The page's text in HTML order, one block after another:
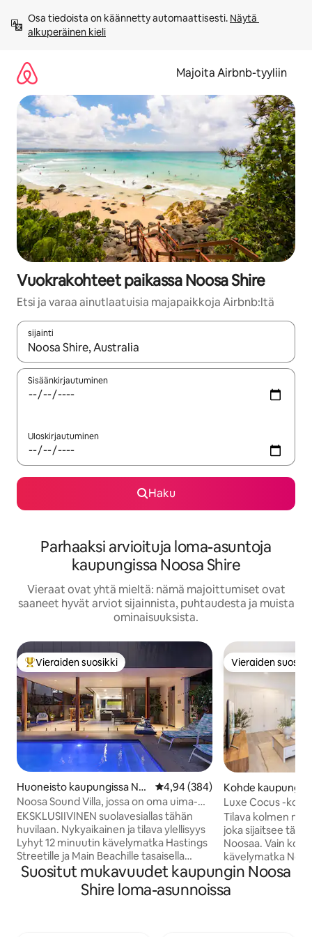
sisältö
väliin
Osa tiedoista on käännetty automaattisesti. Näytä
alkuperäinen kieli
Majoita Airbnb-tyyliin
Vuokrakohteet paikassa Noosa Shire
Etsi ja varaa ainutlaatuisia majapaikkoja Airbnb:ltä
sijainti
Kun tulokset ovat saatavilla, navigoi ylös- ja alas-
Sisäänkirjautuminen
Uloskirjautuminen
Haku
Parhaaksi arvioituja loma-asuntoja
kaupungissa Noosa Shire
Vieraat ovat yhtä mieltä: nämä majoittumiset ovat
saaneet hyvät arviot sijainnista, puhtaudesta ja muista
ominaisuuksista.
Vieraiden suosikkien parhaimmistoa
Vieraiden suosikki
Huoneisto kaupungissa No
osa Heads
Keskimääräinen arvio 4,94/5,
4,94 (384)
Noosa Sound Villa, jossa on oma uima-
allas
EKSKLUSIIVINEN suolavesiallas tähän
huvilaan. Nykyaikainen ja tilava ylellisyys
Lyhyt 12 minuutin kävelymatka Hastings
Streetille ja Main Beachille tasaisella
maalla. Ilmastointi – makuuhuoneet ja
olohuone. Kattotuulettimet –
makuuhuoneet ja olohuone. Uima-allas
Vieraiden
Vieraiden
Kohde
Heads
Luxe Cocus -
jossa on suuri
Tilava kolmen
joka sijaitsee
Noosaa. Vain kolmen minuutin
kävelymatka
kahviloita,
supermarketteja
helppo
Suositut mukavuudet kaupungin Noosa
Shire loma-asunnoissa